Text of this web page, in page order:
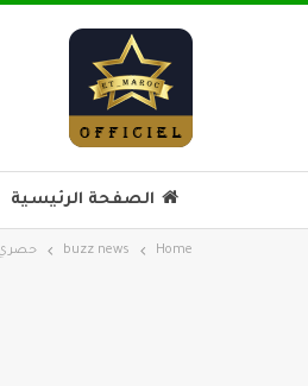
الصفحة الرئيسية
Home
buzz news حصري..